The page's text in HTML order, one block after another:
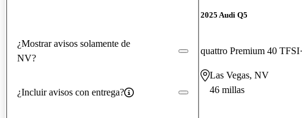
¿Mostrar avisos solamente de
NV?
¿Incluir avisos con entrega?
2025 Audi Q5
quattro Premium 40 TFSI
Las Vegas, NV
46 millas